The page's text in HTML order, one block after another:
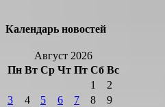
Календарь новостей
Август 2026
Пн Вт Ср Чт Пт Сб Вс
1
2
3
4 5 6 7 8
9